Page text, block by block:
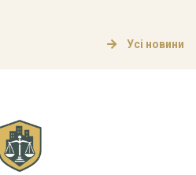
в перерасчете пенсии,
Усі новини